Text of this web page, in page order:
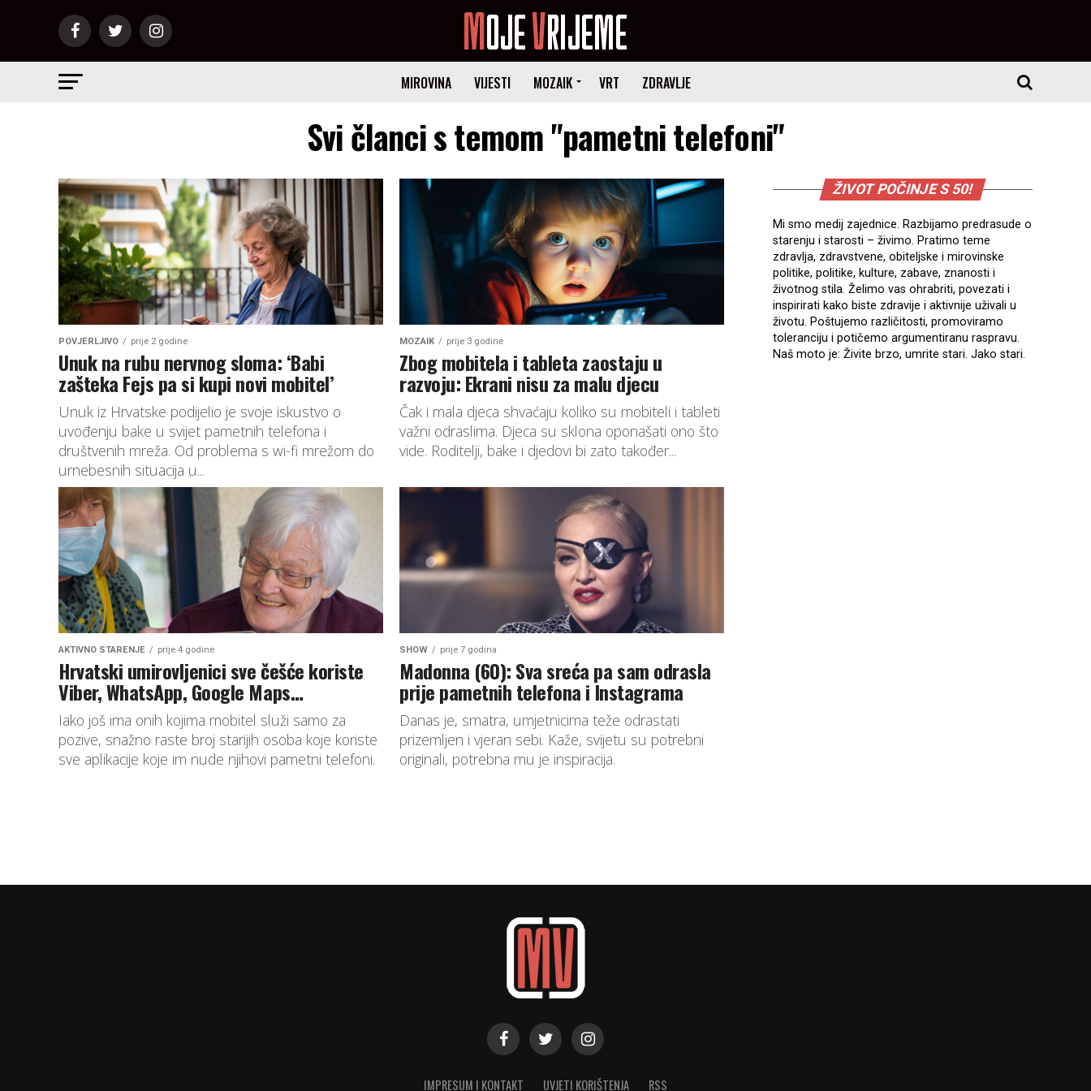
MIROVINA VIJESTI MOZAIK VRT ZDRAVLJE
Svi članci s temom "pametni telefoni"
POVJERLJIVO prije 2 godine
Unuk na rubu nervnog sloma: ‘Babi
zašteka Fejs pa si kupi novi mobitel’
Unuk iz Hrvatske podijelio je svoje iskustvo o
uvođenju bake u svijet pametnih telefona i
društvenih mreža. Od problema s wi-fi mrežom do
urnebesnih situacija u...
MOZAIK prije 3 godine
Zbog mobitela i tableta zaostaju u
razvoju: Ekrani nisu za malu djecu
Čak i mala djeca shvaćaju koliko su mobiteli i tableti
važni odraslima. Djeca su sklona oponašati ono što
vide. Roditelji, bake i djedovi bi zato također...
AKTIVNO STARENJE prije 4 godine
Hrvatski umirovljenici sve češće koriste
Viber, WhatsApp, Google Maps…
Iako još ima onih kojima mobitel služi samo za
pozive, snažno raste broj starijih osoba koje koriste
sve aplikacije koje im nude njihovi pametni telefoni.
SHOW prije 7 godina
Madonna (60): Sva sreća pa sam odrasla
prije pametnih telefona i Instagrama
Danas je, smatra, umjetnicima teže odrastati
prizemljen i vjeran sebi. Kaže, svijetu su potrebni
originali, potrebna mu je inspiracija.
ŽIVOT POČINJE S 50!
Mi smo medij zajednice. Razbijamo predrasude o
starenju i starosti – živimo. Pratimo teme
zdravlja, zdravstvene, obiteljske i mirovinske
politike, politike, kulture, zabave, znanosti i
životnog stila. Želimo vas ohrabriti, povezati i
inspirirati kako biste zdravije i aktivnije uživali u
životu. Poštujemo različitosti, promoviramo
toleranciju i potičemo argumentiranu raspravu.
Naš moto je: Živite brzo, umrite stari. Jako stari.
IMPRESUM I KONTAKT UVJETI KORIŠTENJA RSS